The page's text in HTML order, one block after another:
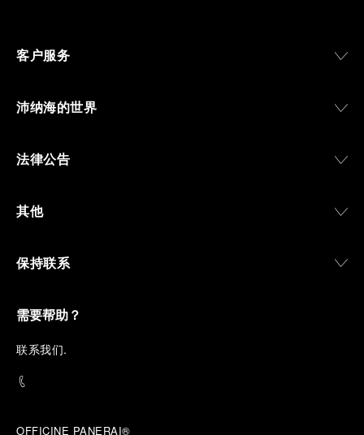
客户服务
沛纳海的世界
法律公告
其他
保持联系
需要帮助？
联系我们.
OFFICINE PANERAI®